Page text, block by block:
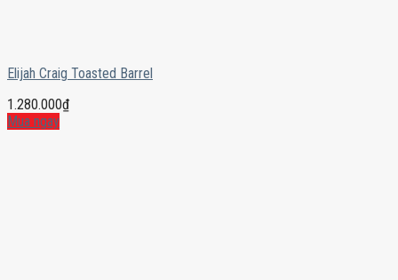
Elijah Craig Toasted Barrel
1.280.000₫
Mua ngay